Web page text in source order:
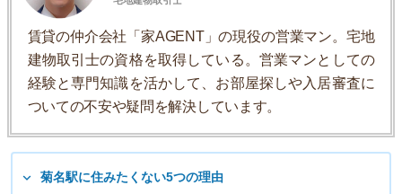
賃貸の仲介会社「家AGENT」の現役の営業マン。宅地
建物取引士の資格を取得している。営業マンとしての
経験と専門知識を活かして、お部屋探しや入居審査に
ついての不安や疑問を解決しています。
菊名駅に住みたくない5つの理由